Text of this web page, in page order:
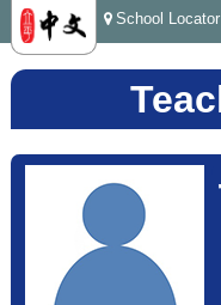
School Locator